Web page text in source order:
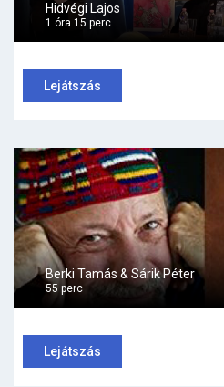
Hidvégi Lajos
1 óra 15 perc
Lejátszás
Berki Tamás & Sárik Péter
55 perc
Lejátszás